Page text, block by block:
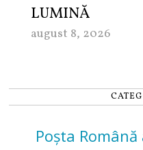
LUMINĂ
august 8, 2026
Poșta